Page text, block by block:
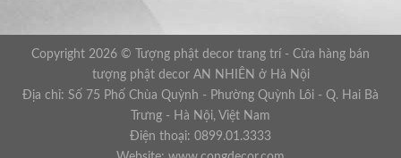
Copyright 2026 © Tượng phật decor trang trí - Cửa hàng bán
tượng phật decor AN NHIÊN ở Hà Nội
Địa chỉ: Số 75 Phố Chùa Quỳnh - Phường Quỳnh Lôi - Q. Hai Bà
Trưng - Hà Nội, Việt Nam
Điện thoại: 0899.01.3333